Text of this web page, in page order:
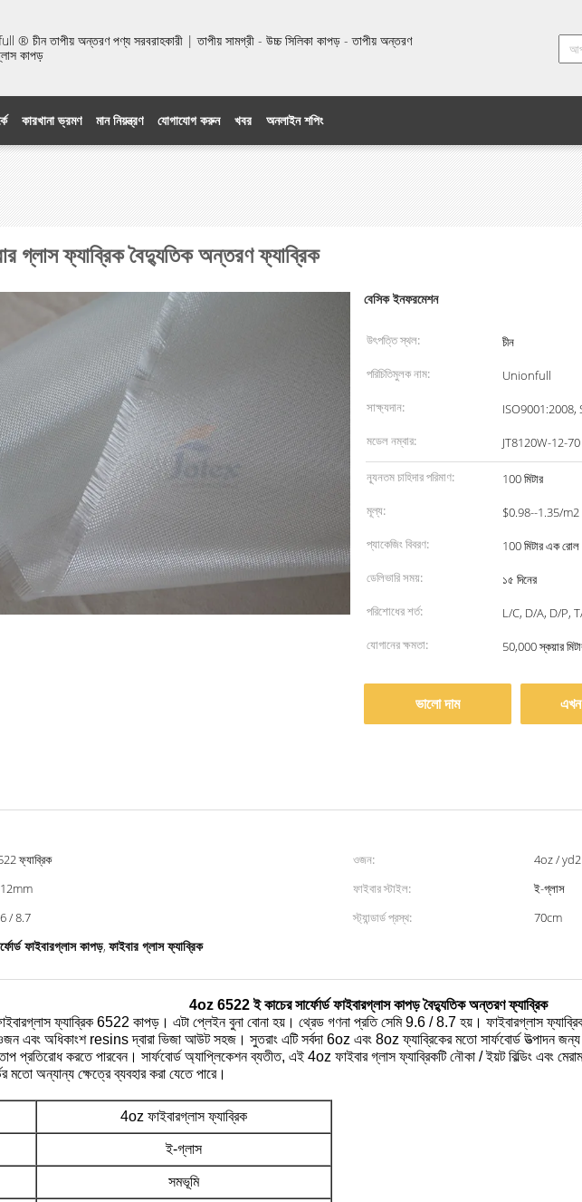
® চীন তাপীয় অন্তরণ পণ্য সরবরাহকারী | তাপীয় সামগ্রী - উচ্চ সিলিকা কাপড় - তাপীয় অন্তরণ
কাপড়
কারখানা ভ্রমণ মান নিয়ন্ত্রণ যোগাযোগ করুন খবর অনলাইন শপিং
ফ্যাব্রিক বৈদ্যুতিক অন্তরণ ফ্যাব্রিক
বেসিক ইনফরমেশন
উৎপত্তি স্থল:
চীন
পরিচিতিমুলক নাম:
Unionfull
সাক্ষ্যদান:
ISO9001:2008,
মডেল নম্বার:
JT8120W-12-70
ন্যূনতম চাহিদার পরিমাণ:
100 মিটার
মূল্য:
$0.98--1.35/m2
প্যাকেজিং বিবরণ:
100 মিটার এক রোল
ডেলিভারি সময়:
১৫ দিনের
পরিশোধের শর্ত:
L/C, D/A, D/P, T/
যোগানের ক্ষমতা:
50,000 স্কয়ার
ভালো দাম
ফ্যাব্রিক ওজন:
4oz / yd2
ফাইবার স্টাইল:
ই-গ্লাস
/ 8.7 স্ট্যান্ডার্ড প্রস্থ:
70cm
ফাইবারগ্লাস কাপড়, ফাইবার গ্লাস ফ্যাব্রিক
4oz 6522 ই কাচের সার্ফোর্ড ফাইবারগ্লাস কাপড় বৈদ্যুতিক অন্তরণ ফ্যাব্রিক
ফ্যাব্রিক 6522 কাপড়। এটা প্লেইন বুনা বোনা হয়। থ্রেড গণনা প্রতি সেমি 9.6 / 8.7 হয়। ফাইবারগ্লাস
এবং অধিকাংশ resins দ্বারা ভিজা আউট সহজ। সুতরাং এটি সর্বদা 6oz এবং 8oz ফ্যাব্রিকের মতো সার্ফবোর্ড উত্পাদন
প্রতিরোধ করতে পারবেন। সার্ফবোর্ড অ্যাপ্লিকেশন ব্যতীত, এই 4oz ফাইবার গ্লাস ফ্যাব্রিকটি নৌকা / ইয়ট বিল্ডিং এবং
মতো অন্যান্য ক্ষেত্রে ব্যবহার করা যেতে পারে।
4oz ফাইবারগ্লাস ফ্যাব্রিক
ই-গ্লাস
সমভূমি